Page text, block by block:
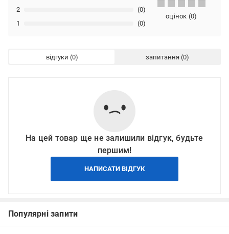
1 (0)
2 (0)
оцінок (0)
відгуки запитання
На цей товар ще не залишили відгук, будьте
першим!
НАПИСАТИ ВІДГУК
Популярні запити